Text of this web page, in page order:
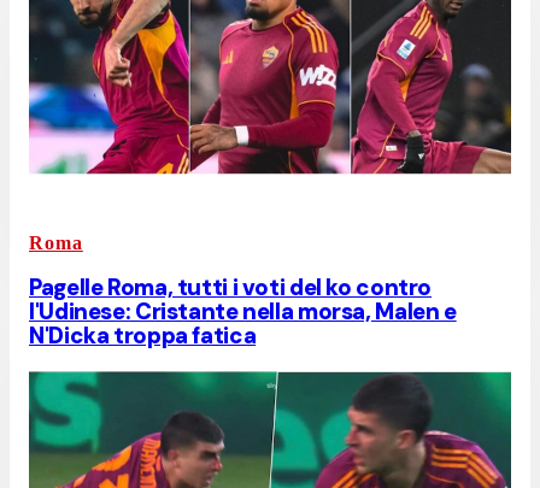
Roma
Pagelle Roma, tutti i voti del ko contro
l'Udinese: Cristante nella morsa, Malen e
N'Dicka troppa fatica